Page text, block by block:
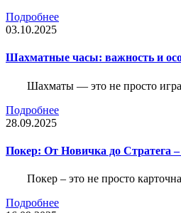
Подробнее
03.10.2025
Шахматные часы: важность и
Шахматы — это не просто
Подробнее
28.09.2025
Покер: От Новичка до Стратега
Покер – это не просто
Подробнее